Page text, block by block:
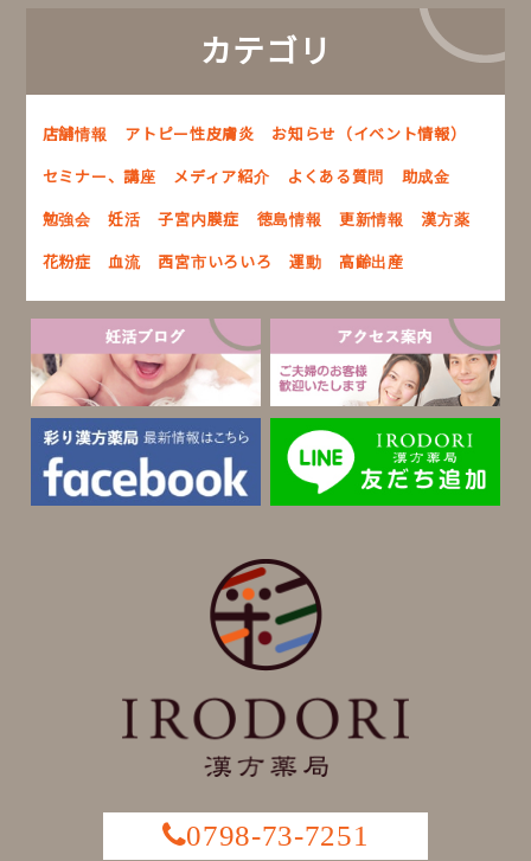
カテゴリ
店舗情報 アトピー性皮膚炎 お知らせ（イベント情報）
セミナー、講座 メディア紹介 よくある質問 助成金
勉強会 妊活 子宮内膜症 徳島情報 更新情報 漢方薬
花粉症 血流 西宮市いろいろ 運動 高齢出産
0798-73-7251